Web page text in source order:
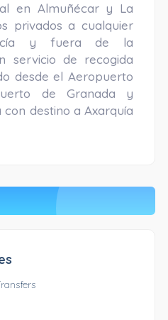
en Almuñécar y La
privados a cualquier
y fuera de la
servicio de recogida
desde el Aeropuerto
de Granada y
con destino a Axarquía